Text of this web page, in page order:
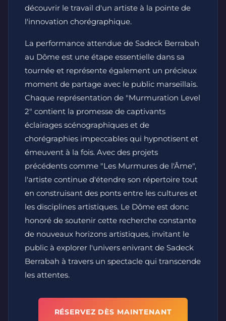
découvrir le travail d'un artiste à la pointe de
l'innovation chorégraphique.
La performance attendue de Sadeck Berrabah
au Dôme est une étape essentielle dans sa
tournée et représente également un précieux
moment de partage avec le public marseillais.
Chaque représentation de "Murmuration Level
2" contient la promesse de captivants
éclairages scénographiques et de
chorégraphies impeccables qui hypnotisent et
émeuvent à la fois. Avec des projets
précédents comme "Les Murmures de l'Âme",
l'artiste continue d'étendre son répertoire tout
en construisant des ponts entre les cultures et
les disciplines artistiques. Le Dôme est donc
honoré de soutenir cette recherche constante
de nouveaux horizons artistiques, invitant le
public à explorer l'univers enivrant de Sadeck
Berrabah à travers un spectacle qui transcende
les attentes.
RÉSERVEZ DÈS MAINTENANT